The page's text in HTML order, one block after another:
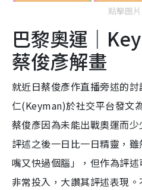
點擊圖
巴黎奧運｜
蔡俊彥解畫
就近日蔡俊彥作直播旁述的
仁(Keyman)於社交平台發文
蔡俊彥因為未能出戰奧運而
評述之後一日比一日精靈，
嘴又快過個腦」，但作為評
非常投入，大讚其評述表現。